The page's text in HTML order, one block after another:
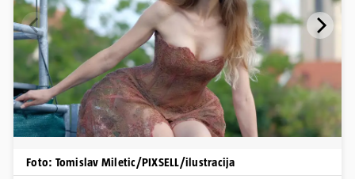
Foto: Tomislav Miletic/PIXSELL/ilustracija